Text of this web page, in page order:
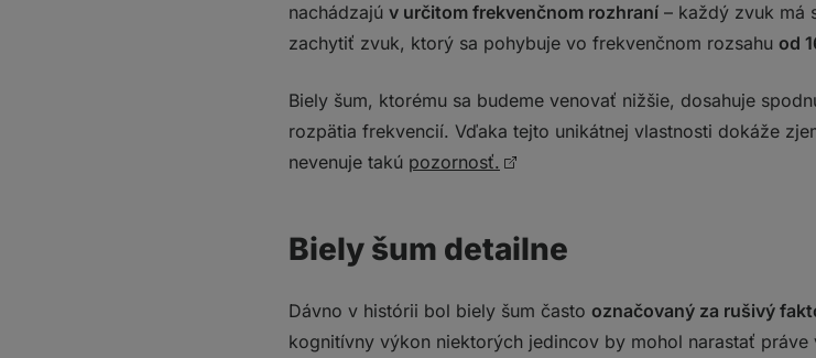
nachádzajú v určitom frekvenčnom rozhraní – každý zvuk má
zachytiť zvuk, ktorý sa pohybuje vo frekvenčnom rozsahu od
Biely šum, ktorému sa budeme venovať nižšie, dosahuje
rozpätia frekvencií. Vďaka tejto unikátnej vlastnosti dokáže
nevenuje takú pozornosť.
Biely šum detailne
Dávno v histórii bol biely šum často označovaný za rušivý
kognitívny výkon niektorých jedincov by mohol narastať práve